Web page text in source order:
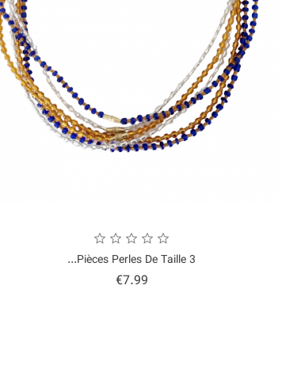
3 Pièces Perles De Taille...
€7.99
Price